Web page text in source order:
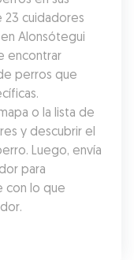
23 cuidadores
Alonsótegui
encontrar
perros que
o la lista de
y descubrir el
Luego, envía
para
con lo que